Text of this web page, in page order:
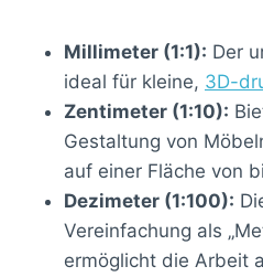
Millimeter (1:1): Der
ideal für kleine, 3D-
Zentimeter (1:10):
Gestaltung von
auf einer Fläche von
Dezimeter (1:100):
Vereinfachung als
ermöglicht die Arbeit